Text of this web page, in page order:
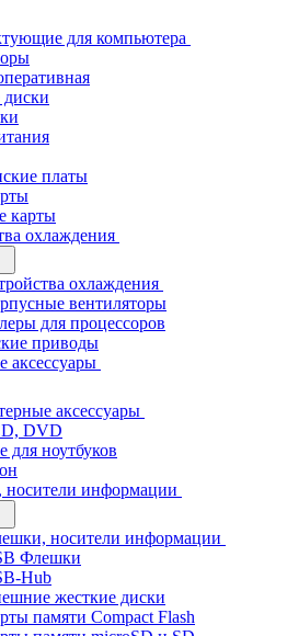
для компьютера
платы
карты
охлаждения
охлаждения
вентиляторы
для процессоров
приводы
аксессуары
аксессуары
DVD
для ноутбуков
информации
носители информации
Флешки
Hub
жесткие диски
памяти Compact Flash